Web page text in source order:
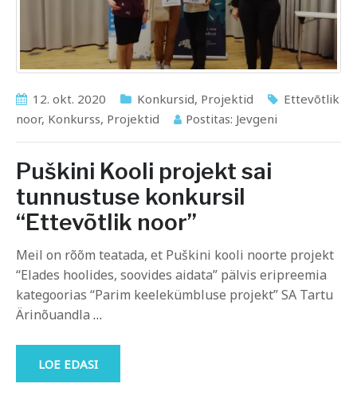
12. okt. 2020 Konkursid, Projektid
Ettevõtlik
noor, Konkurss, Projektid Postitas: Jevgeni
Puškini Kooli projekt sai
tunnustuse konkursil
“Ettevõtlik noor”
Meil on rõõm teatada, et Puškini kooli noorte projekt
“Elades hoolides, soovides aidata” pälvis eripreemia
kategoorias “Parim keelekümbluse projekt” SA Tartu
Ärinõuandla …
LOE EDASI